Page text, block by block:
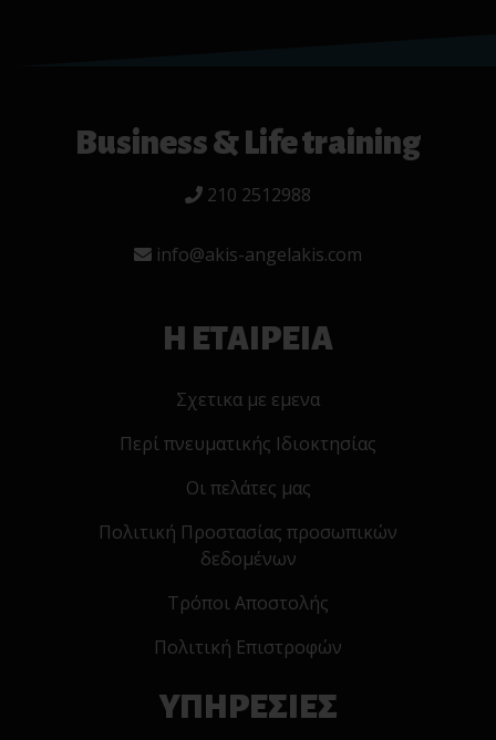
Business & Life training
210 2512988
info@akis-angelakis.com
Η ΕΤΑΙΡΕΙΑ
Σχετικα με εμενα
Περί πνευματικής Ιδιοκτησίας
Οι πελάτες μας
Πολιτική Προστασίας προσωπικών
δεδομένων
Τρόποι Αποστολής
Πολιτική Επιστροφών
ΥΠΗΡΕΣΙΕΣ